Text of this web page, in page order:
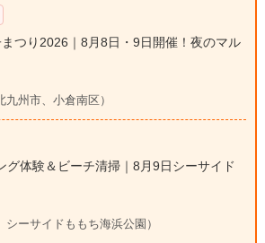
つり2026｜8月8日・9日開催！夜のマル
州市、小倉南区）
グ体験＆ビーチ清掃｜8月9日シーサイド
ーサイドももち海浜公園）